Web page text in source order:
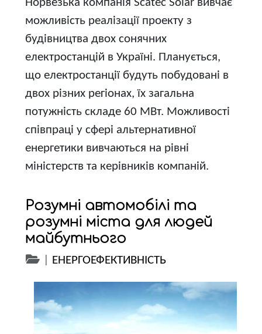
можливість реалізації проекту з
будівництва двох сонячних
електростанцій в Україні. Планується,
що електростанції будуть побудовані в
двох різних регіонах, їх загальна
потужність складе 60 МВт. Можливості
співпраці у сфері альтернативної
енергетики вивчаються на рівні
міністерств та керівників компаній.
Розумні автомобілі та
розумні міста для людей
майбутнього
ЕНЕРГОЕФЕКТИВНІСТЬ